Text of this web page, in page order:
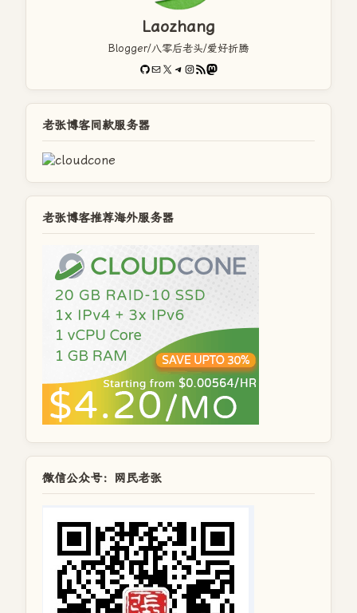
Laozhang
Blogger/八零后老头/爱好折腾
GitHub
电子邮件X Telegram
Instagram
RSS FeedMastodon
老张博客同款服务器
老张博客推荐海外服务器
微信公众号：网民老张